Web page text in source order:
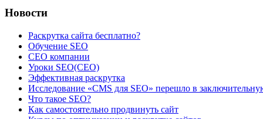
Новости
Раскрутка сайта бесплатно?
Обучение SEO
CEO компании
Уроки SEO(СЕО)
Эффективная раскрутка
Исследование «CMS для SEO» перешло в
Что такое SEO?
Как самостоятельно продвинуть сайт